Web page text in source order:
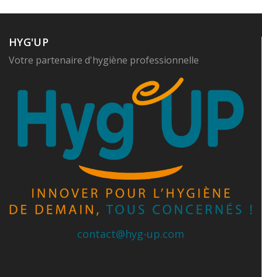
HYG'UP
Votre partenaire d'hygiène professionnelle
contact@hyg-up.com